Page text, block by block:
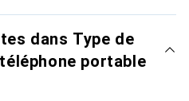
dans Type de
portable